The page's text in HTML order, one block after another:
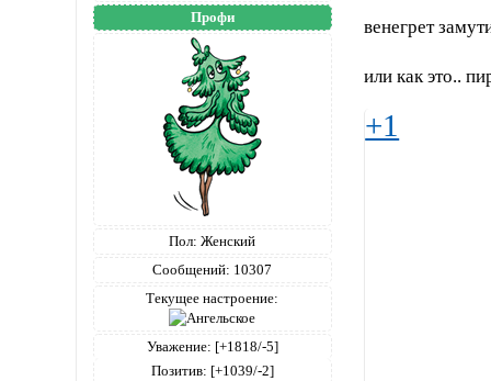
Профи
Пол: Женский
Сообщений: 10307
Текущее настроение:
Уважение: [+1818/-5]
Позитив: [+1039/-2]
венегрет
или как это..
+1